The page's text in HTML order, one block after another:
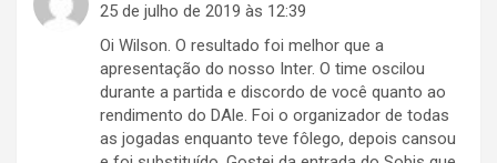
25 de julho de 2019 às 12:39
Oi Wilson. O resultado foi melhor que a
apresentação do nosso Inter. O time oscilou
durante a partida e discordo de você quanto ao
rendimento do DAle. Foi o organizador de todas
as jogadas enquanto teve fôlego, depois cansou